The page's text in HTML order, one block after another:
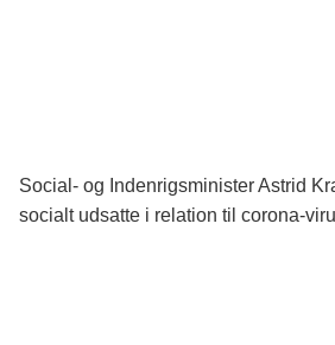
Social- og Indenrigsminister Astrid
socialt udsatte i relation til corona-